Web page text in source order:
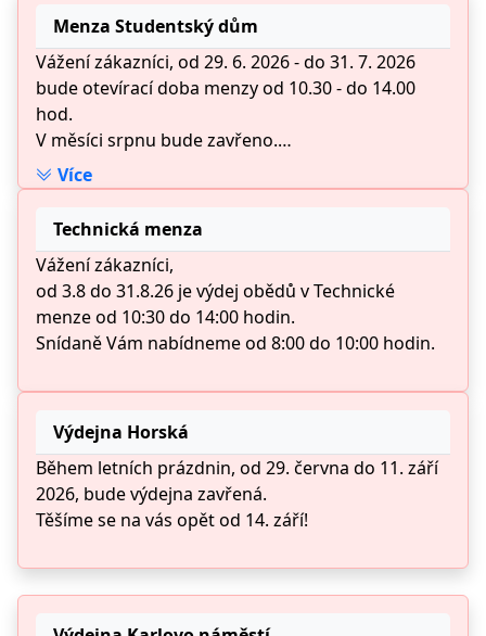
Menza Studentský dům
Vážení zákazníci, od 29. 6. 2026 - do 31. 7. 2026
bude otevírací doba menzy od 10.30 - do 14.00
hod.
V měsíci srpnu bude zavřeno.
Přejeme Vám hezké letní dny.
Více
Technická menza
Vážení zákazníci,
od 3.8 do 31.8.26 je výdej obědů v Technické
menze od 10:30 do 14:00 hodin.
Snídaně Vám nabídneme od 8:00 do 10:00 hodin.
Výdejna Horská
Během letních prázdnin, od 29. června do 11. září
2026, bude výdejna zavřená.
Těšíme se na vás opět od 14. září!